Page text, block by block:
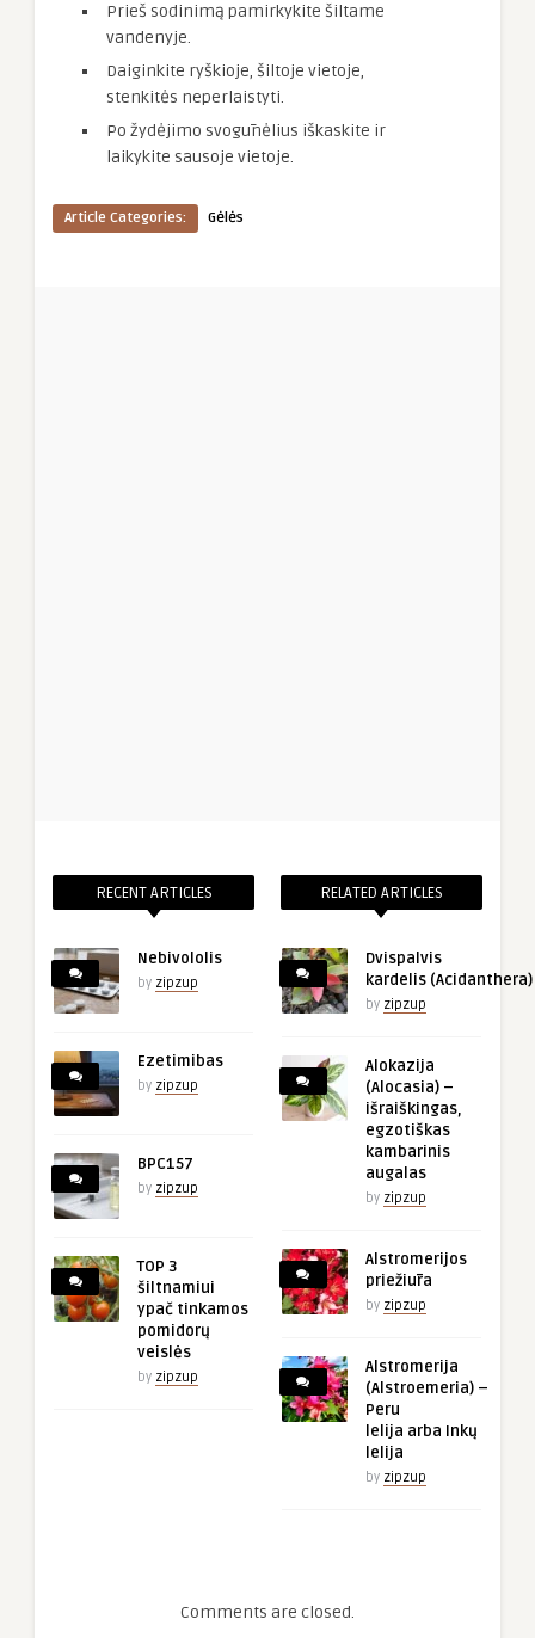
Prieš sodinimą pamirkykite šiltame
vandenyje.
Daiginkite ryškioje, šiltoje vietoje,
stenkitės neperlaistyti.
Po žydėjimo svogūnėlius iškaskite ir
laikykite sausoje vietoje.
Article Categories: Gėlės
RECENT ARTICLES
Nebivololis
by zipzup
Ezetimibas
by zipzup
BPC157
by zipzup
TOP 3
šiltnamiui
ypač tinkamos
pomidorų
veislės
by zipzup
RELATED ARTICLES
Dvispalvis
kardelis (Acidanthera)
by zipzup
Alokazija
(Alocasia) –
išraiškingas,
egzotiškas
kambarinis
augalas
by zipzup
Alstromerijos
priežiūra
by zipzup
Alstromerija
(Alstroemeria) –
Peru
lelija arba Inkų
lelija
by zipzup
Comments are closed.